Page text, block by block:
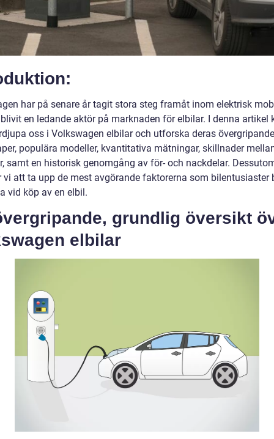
har på senare år tagit stora steg framåt inom elektrisk
en ledande aktör på marknaden för elbilar. I denna artikel
oss i Volkswagen elbilar och utforska deras övergripande
populära modeller, kvantitativa mätningar, skillnader
samt en historisk genomgång av för- och nackdelar.
vi att ta upp de mest avgörande faktorerna som bilentusiaster
vid köp av en elbil.
grundlig översikt
elbilar